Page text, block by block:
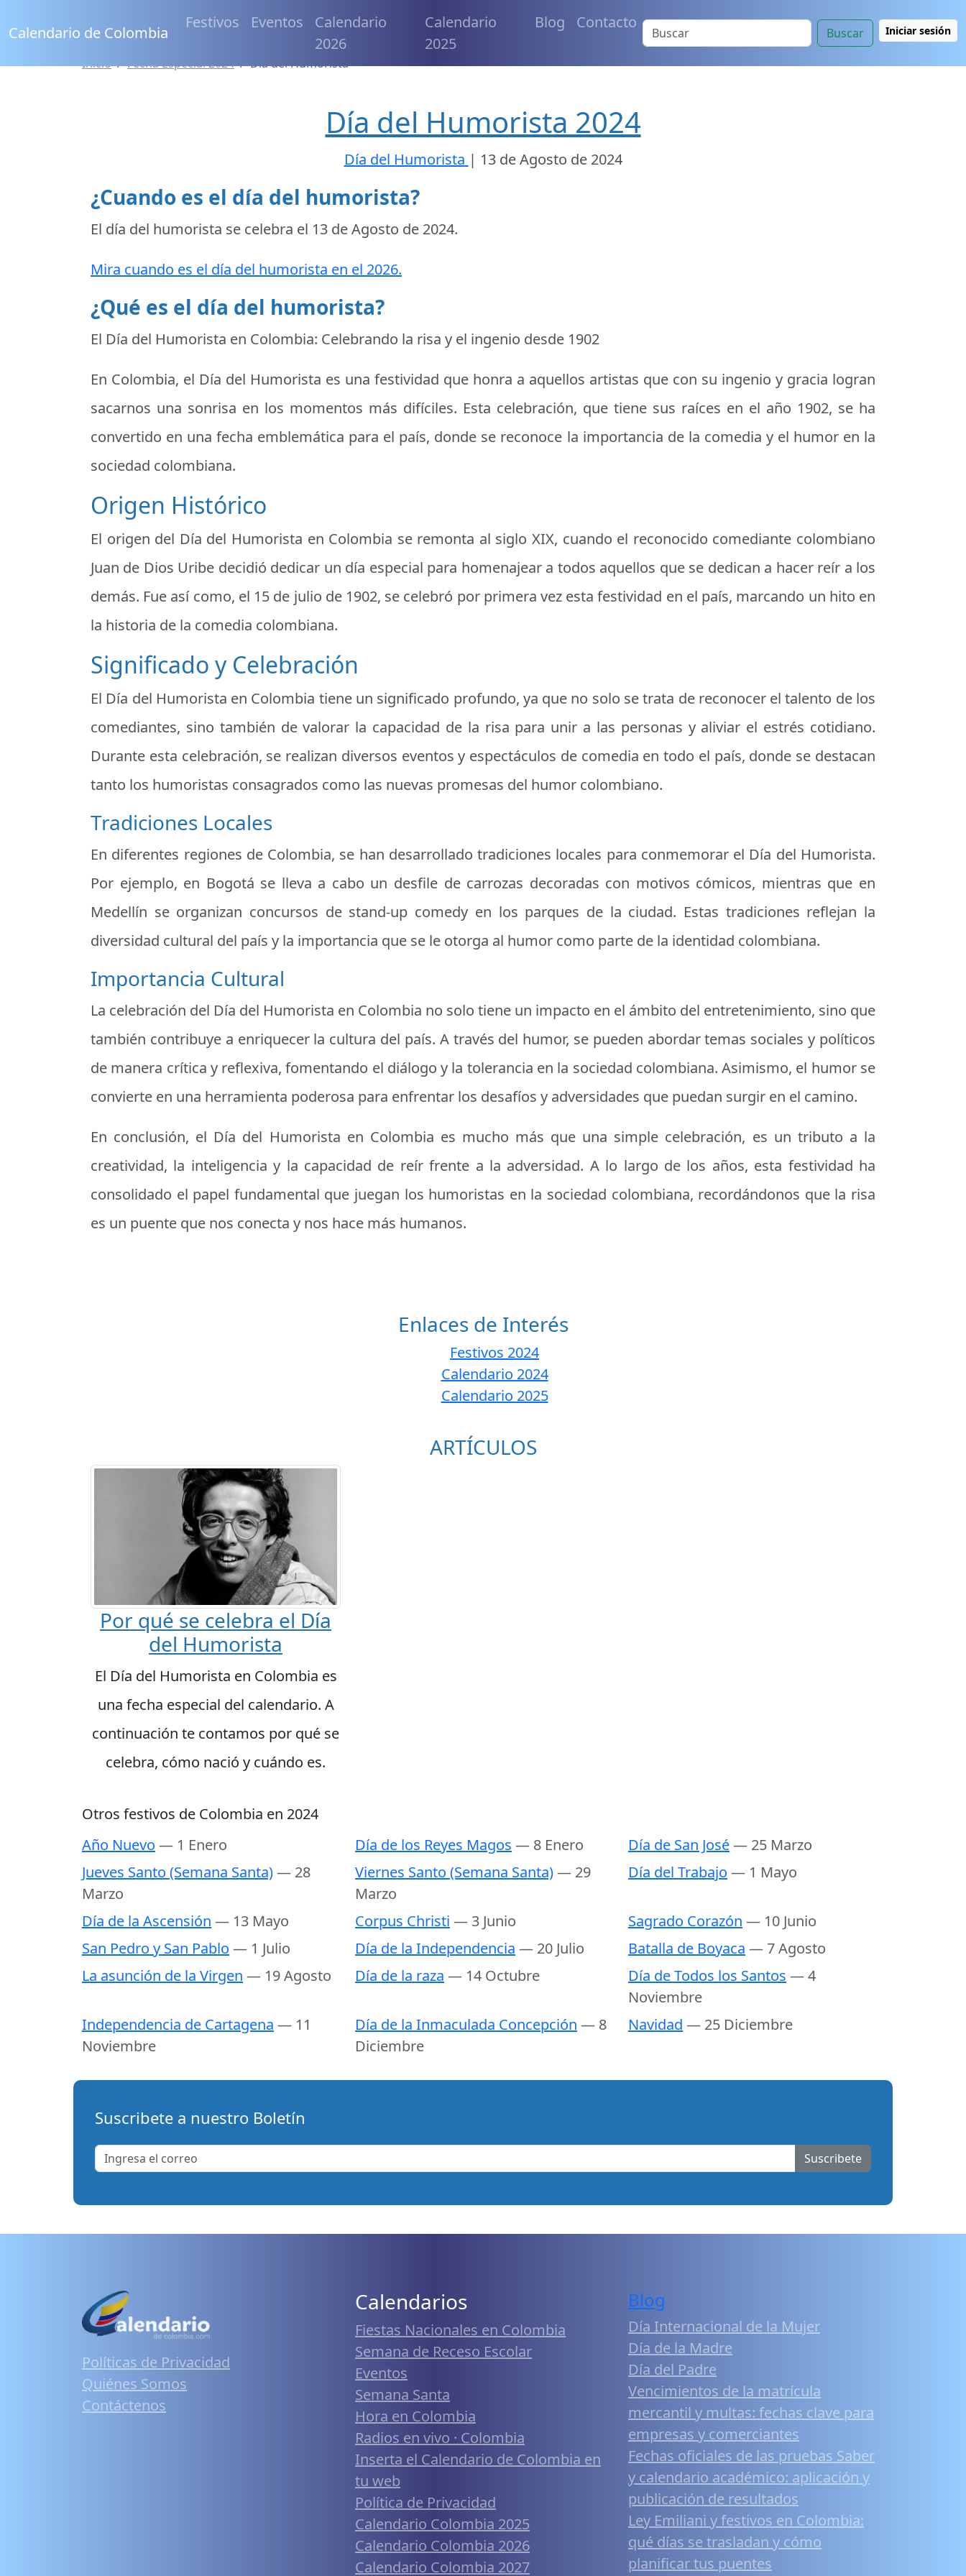
Calendario de Colombia
Festivos Eventos
Calendario
2026
Calendario
2025
Blog Contacto
Buscar Iniciar sesión
Inicio Fecha Especial 2024 Día del Humorista
Día del Humorista 2024
Día del Humorista | 13 de Agosto de 2024
¿Cuando es el día del humorista?
El día del humorista se celebra el 13 de Agosto de 2024.
Mira cuando es el día del humorista en el 2026.
¿Qué es el día del humorista?
El Día del Humorista en Colombia: Celebrando la risa y el ingenio desde 1902
En Colombia, el Día del Humorista es una festividad que honra a aquellos artistas que con su ingenio y gracia logran
sacarnos una sonrisa en los momentos más difíciles. Esta celebración, que tiene sus raíces en el año 1902, se ha
convertido en una fecha emblemática para el país, donde se reconoce la importancia de la comedia y el humor en la
sociedad colombiana.
Origen Histórico
El origen del Día del Humorista en Colombia se remonta al siglo XIX, cuando el reconocido comediante colombiano
Juan de Dios Uribe decidió dedicar un día especial para homenajear a todos aquellos que se dedican a hacer reír a los
demás. Fue así como, el 15 de julio de 1902, se celebró por primera vez esta festividad en el país, marcando un hito en
la historia de la comedia colombiana.
Significado y Celebración
El Día del Humorista en Colombia tiene un significado profundo, ya que no solo se trata de reconocer el talento de los
comediantes, sino también de valorar la capacidad de la risa para unir a las personas y aliviar el estrés cotidiano.
Durante esta celebración, se realizan diversos eventos y espectáculos de comedia en todo el país, donde se destacan
tanto los humoristas consagrados como las nuevas promesas del humor colombiano.
Tradiciones Locales
En diferentes regiones de Colombia, se han desarrollado tradiciones locales para conmemorar el Día del Humorista.
Por ejemplo, en Bogotá se lleva a cabo un desfile de carrozas decoradas con motivos cómicos, mientras que en
Medellín se organizan concursos de stand-up comedy en los parques de la ciudad. Estas tradiciones reflejan la
diversidad cultural del país y la importancia que se le otorga al humor como parte de la identidad colombiana.
Importancia Cultural
La celebración del Día del Humorista en Colombia no solo tiene un impacto en el ámbito del entretenimiento, sino que
también contribuye a enriquecer la cultura del país. A través del humor, se pueden abordar temas sociales y políticos
de manera crítica y reflexiva, fomentando el diálogo y la tolerancia en la sociedad colombiana. Asimismo, el humor se
convierte en una herramienta poderosa para enfrentar los desafíos y adversidades que puedan surgir en el camino.
En conclusión, el Día del Humorista en Colombia es mucho más que una simple celebración, es un tributo a la
creatividad, la inteligencia y la capacidad de reír frente a la adversidad. A lo largo de los años, esta festividad ha
consolidado el papel fundamental que juegan los humoristas en la sociedad colombiana, recordándonos que la risa
es un puente que nos conecta y nos hace más humanos.
Enlaces de Interés
Festivos 2024
Calendario 2024
Calendario 2025
ARTÍCULOS
Por qué se celebra el Día
del Humorista
El Día del Humorista en Colombia es
una fecha especial del calendario. A
continuación te contamos por qué se
celebra, cómo nació y cuándo es.
Otros festivos de Colombia en 2024
Año Nuevo — 1 Enero Día de los Reyes Magos — 8 Enero Día de San José— 25 Marzo
Jueves Santo (Semana Santa)— 28
Marzo
Viernes Santo (Semana Santa)— 29
Marzo
Día del Trabajo — 1 Mayo
Día de la Ascensión — 13 Mayo Corpus Christi — 3 Junio Sagrado Corazón — 10 Junio
San Pedro y San Pablo — 1 Julio Día de la Independencia — 20 Julio Batalla de Boyaca — 7 Agosto
La asunción de la Virgen — 19 Agosto Día de la raza — 14 Octubre Día de Todos los Santos — 4
Noviembre
Independencia de Cartagena — 11
Noviembre
Día de la Inmaculada Concepción — 8
Diciembre
Navidad — 25 Diciembre
Suscribete a nuestro Boletín
Suscribete
Políticas de Privacidad
Quiénes Somos
Contáctenos
Calendarios
Fiestas Nacionales en Colombia
Semana de Receso Escolar
Eventos
Semana Santa
Hora en Colombia
Radios en vivo · Colombia
Inserta el Calendario de Colombia en
tu web
Política de Privacidad
Calendario Colombia 2025
Calendario Colombia 2026
Calendario Colombia 2027
Blog
Día Internacional de la Mujer
Día de la Madre
Día del Padre
Vencimientos de la matrícula
mercantil y multas: fechas clave para
empresas y comerciantes
Fechas oficiales de las pruebas Saber
y calendario académico: aplicación y
publicación de resultados
Ley Emiliani y festivos en Colombia:
qué días se trasladan y cómo
planificar tus puentes